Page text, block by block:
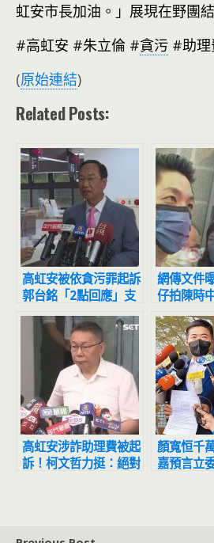
虹安市長加油。」展現在野團
#高虹安 #朱立倫 #貪污 #助
(原始連結)
Related Posts:
高虹安被依貪污罪起訴
郭台銘「2點回應」支
持她捍衛清白
網傳文件
仔拍陳時
報警：偽
高虹安涉詐助理費被起
訴！柯文哲力挺：絕對
顏寬恒千
嘉預言立